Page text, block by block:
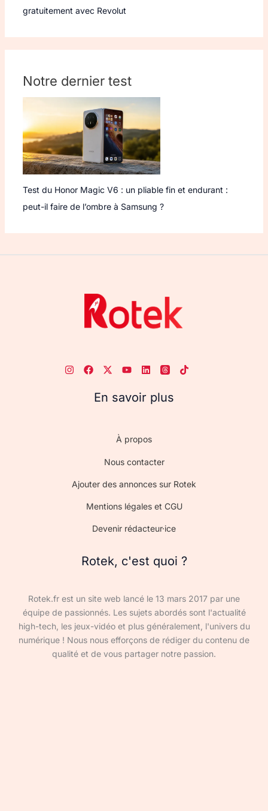
gratuitement avec Revolut
Notre dernier test
Test du Honor Magic V6 : un pliable fin et endurant :
peut-il faire de l’ombre à Samsung ?
En savoir plus
À propos
Nous contacter
Ajouter des annonces sur Rotek
Mentions légales et CGU
Devenir rédacteur·ice
Rotek, c'est quoi ?
Rotek.fr est un site web lancé le 13 mars 2017 par une
équipe de passionnés. Les sujets abordés sont l'actualité
high-tech, les jeux-vidéo et plus généralement, l'univers du
numérique ! Nous nous efforçons de rédiger du contenu de
qualité et de vous partager notre passion.